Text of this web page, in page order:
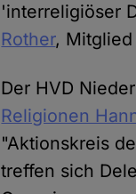
'interreligiöser
Rother, Mitglied
Der HVD
Religionen
"Aktionskreis
treffen sich